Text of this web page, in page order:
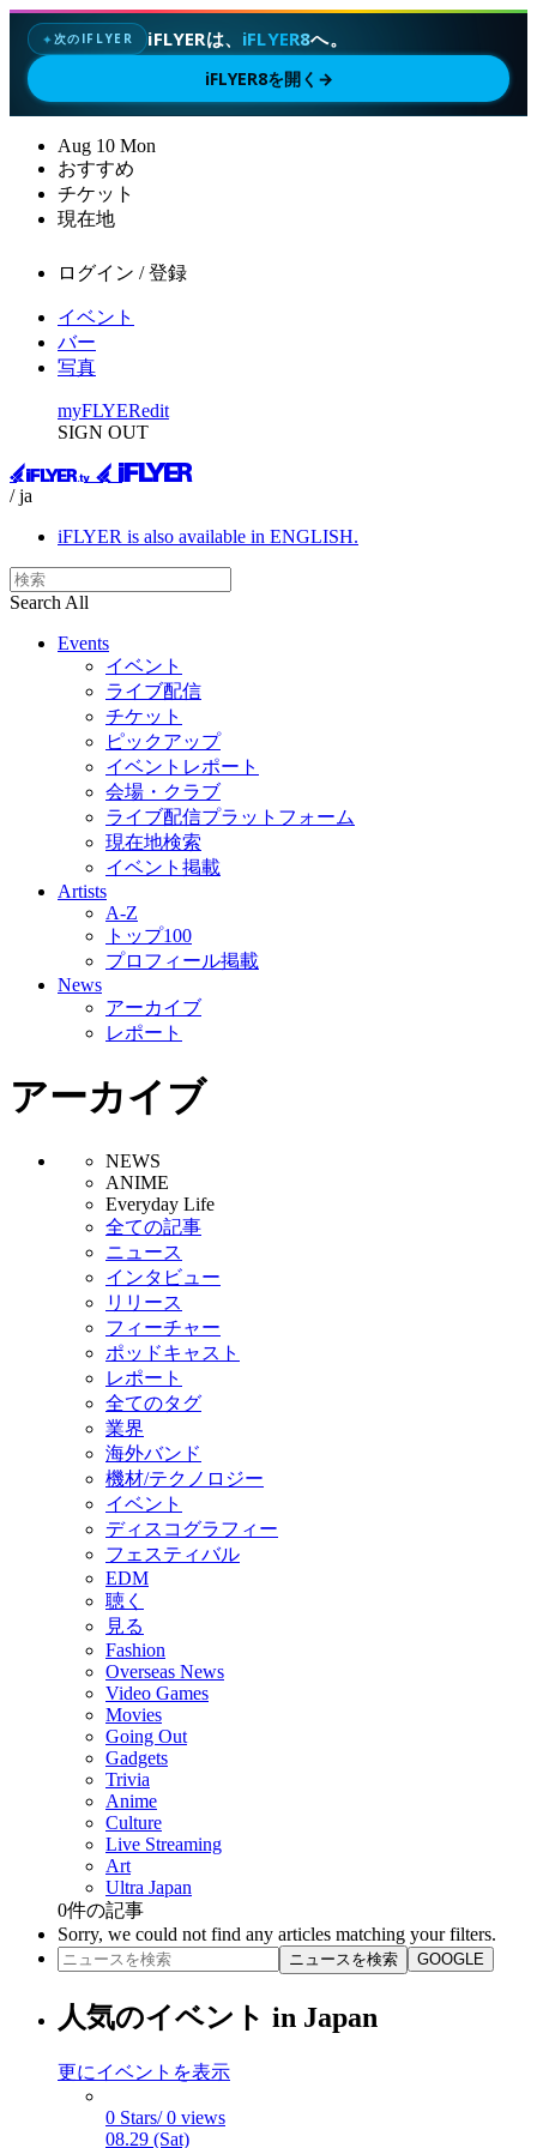
✦次のIFLYER iFLYERは、 iFLYER8へ。
iFLYER8を開く →
Aug 10 Mon
おすすめ
チケット
現在地
ログイン / 登録
イベント
バー
写真
myFLYERedit
SIGN OUT
/ ja
iFLYER is also available in ENGLISH.
Search All
Events
イベント
ライブ配信
チケット
ピックアップ
イベントレポート
会場・クラブ
ライブ配信プラットフォーム
現在地検索
イベント掲載
Artists
A-Z
トップ100
プロフィール掲載
News
アーカイブ
レポート
アーカイブ
NEWS
ANIME
Everyday Life
全ての記事
ニュース
インタビュー
リリース
フィーチャー
ポッドキャスト
レポート
全てのタグ
業界
海外バンド
機材/テクノロジー
イベント
ディスコグラフィー
フェスティバル
EDM
聴く
見る
Fashion
Overseas News
Video Games
Movies
Going Out
Gadgets
Trivia
Anime
Culture
Live Streaming
Art
Ultra Japan
0件の記事
Sorry, we could not find any articles matching your filters.
ニュースを検索 GOOGLE
人気のイベント in Japan
更にイベントを表示
0 Stars/ 0 views
08.29 (Sat)